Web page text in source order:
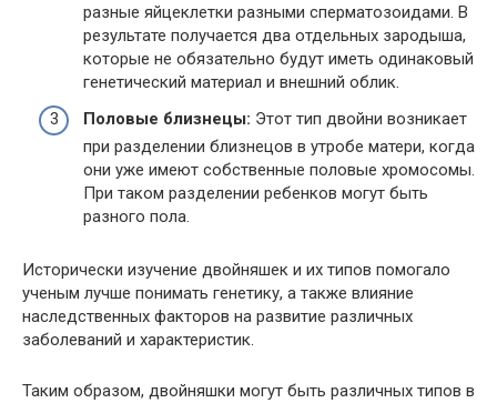
разные яйцеклетки разными сперматозоидами. В
результате получается два отдельных зародыша,
которые не обязательно будут иметь одинаковый
генетический материал и внешний облик.
Половые близнецы: Этот тип двойни возникает
при разделении близнецов в утробе матери, когда
они уже имеют собственные половые хромосомы.
При таком разделении ребенков могут быть
разного пола.
Исторически изучение двойняшек и их типов помогало
ученым лучше понимать генетику, а также влияние
наследственных факторов на развитие различных
заболеваний и характеристик.
Таким образом, двойняшки могут быть различных типов в